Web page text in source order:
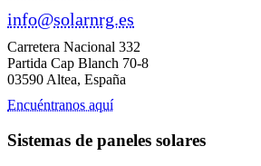
info@solarnrg.es
Carretera Nacional 332
Partida Cap Blanch 70-8
03590 Altea, España
Encuéntranos aquí
Sistemas de paneles solares